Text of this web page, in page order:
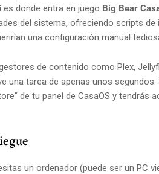
donde entra en juego Big Bear
del sistema, ofreciendo scripts de
una configuración manual
de contenido como Plex,
una tarea de apenas unos segundos.
de tu panel de CasaOS y tendrás
un ordenador (puede ser un PC